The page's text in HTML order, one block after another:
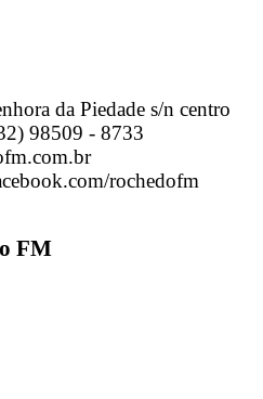
da Piedade s/n centro
98509 - 8733
rochedofm
FM